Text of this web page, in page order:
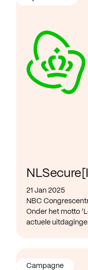
21 Jan 2025
NBC
Onder het motto
actuele
Campagne